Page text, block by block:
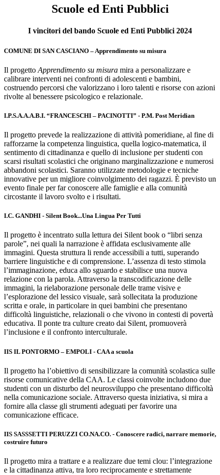
Scuole ed Enti Pubblici
I vincitori del bando Scuole ed Enti Pubblici 2024
COMUNE DI SAN CASCIANO – Apprendimento su misura
Il progetto Apprendimento su misura mira a personalizzare e
calibrare interventi nei confronti di adolescenti e bambini,
costruendo percorsi che valorizzano i loro talenti e risorse con azioni
rivolte al benessere psicologico e relazionale.
I.P.S.A.A.A.B.I. “FRANCESCHI – PACINOTTI” - P.M. Post Meridian
Il progetto prevede la realizzazione di attività pomeridiane, al fine di
rafforzarne la competenza linguistica, quella logico-matematica, il
sentimento di cittadinanza e quello di inclusione per studenti con
scarsi risultati scolastici che originano marginalizzazione e numerosi
abbandoni scolastici. Saranno utilizzate metodologie e tecniche
innovative per un migliore coinvolgimento dei ragazzi. È previsto un
evento finale per far conoscere alle famiglie e alla comunità
circostante il lavoro svolto e i risultati.
I.C. GANDHI - Silent Book...Una Lingua Per Tutti
Il progetto è incentrato sulla lettura dei Silent book o “libri senza
parole”, nei quali la narrazione è affidata esclusivamente alle
immagini. Questa struttura li rende accessibili a tutti, superando
barriere linguistiche e di comprensione. L’assenza di testo stimola
l’immaginazione, educa allo sguardo e stabilisce una nuova
relazione con la parola. Attraverso la transcodificazione delle
immagini, la rielaborazione personale delle trame visive e
l’esplorazione del lessico visuale, sarà sollecitata la produzione
scritta e orale, in particolare in quei bambini che presentano
difficoltà linguistiche, relazionali o che vivono in contesti di povertà
educativa. Il ponte tra culture creato dai Silent, promuoverà
l’inclusione e il confronto interculturale.
IIS IL PONTORMO – EMPOLI - CAA a scuola
Il progetto ha l’obiettivo di sensibilizzare la comunità scolastica sulle
risorse comunicative della CAA. Le classi coinvolte includono due
studenti con un disturbo del neurosviluppo che presentano difficoltà
nella comunicazione sociale. Attraverso questa iniziativa, si mira a
fornire alla classe gli strumenti adeguati per favorire una
comunicazione efficace.
IIS SASSSETTI PERUZZI CO.NA.CO. - Conoscere radici, narrare memorie,
costruire futuro
Il progetto mira a trattare e a realizzare due temi clou: l’integrazione
e la cittadinanza attiva, tra loro reciprocamente e strettamente